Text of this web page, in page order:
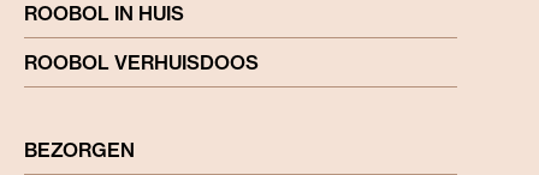
ROOBOL IN HUIS
ROOBOL VERHUISDOOS
BEZORGEN